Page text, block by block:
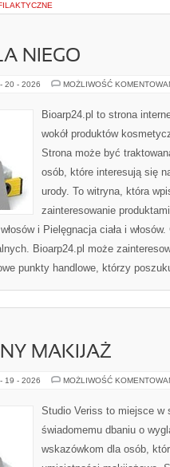
NIEGO
20 - 2026 MOŻLIWOŚĆ
Bioarp24.pl to strona
wokół produktów
Strona może być
osób, które interesują się
urody. To witryna, która
zainteresowanie
i Pielęgnacja ciała i
Bioarp24.pl może
punkty handlowe, którzy
MAKIJAŻ
19 - 2026 MOŻLIWOŚĆ
Studio Veriss to miejsce w
świadomemu dbaniu o
wskazówkom dla osób,